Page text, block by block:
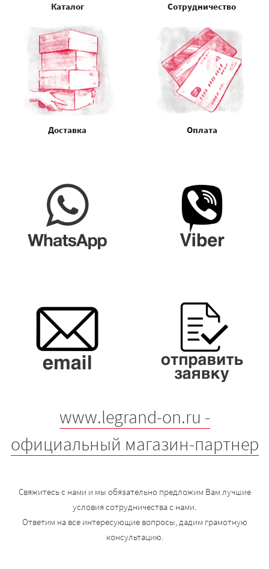
Каталог Сотрудничество
Доставка Оплата
www.legrand-on.ru -
официальный магазин-партнер
Свяжитесь с нами и мы обязательно предложим Вам лучшие
условия сотрудничества с нами.
Ответим на все интересующие вопросы, дадим грамотную
консультацию.